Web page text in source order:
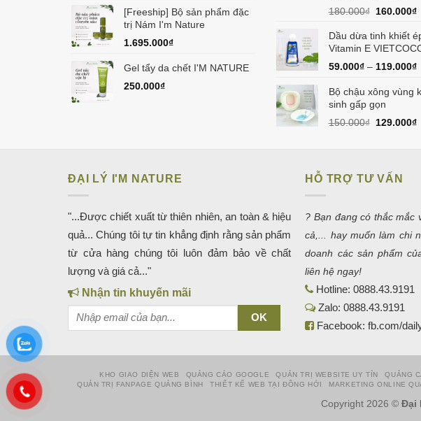
[Freeship] Bộ sản phẩm đặc
trị Nám I'm Nature
1.695.000₫
Gel tẩy da chết I'M NATURE
250.000₫
180.000₫ Giá
là:
180.000₫.
160.000₫
Dầu dừa tinh khiết
Vitamin E
59.000₫– 119.000₫
Bộ chậu xông vùng
sinh gấp gọn
150.000₫ Giá
129.000₫
ĐẠI LÝ I'M NATURE
"...Được chiết xuất từ thiên nhiên, an toàn & hiệu
quả... Chúng tôi tự tin khẳng định rằng sản phẩm
từ cửa hàng chúng tôi luôn đảm bảo về chất
lượng và giá cả..."
Nhận tin khuyến mãi
HỖ TRỢ TƯ VẤN
? Bạn đang có thắc mắc
cả,... hay muốn làm chi
doanh các sản phẩm
liên hệ ngay!
Hotline:0888.43.9191
Zalo:0888.43.9191
Facebook:fb.com/
KHO GIAO DIỆN WEB QUẢNG CÁO GOOGLE QUẢN TRỊ WEBSITE UY TÍN QUẢNG
QUẢN TRỊ FANPAGE QUẢNG BÌNH
THIẾT KẾ WEB TẠI ĐỒNG HỚI MARKETING ONLINE
Copyright 2026 © Đại